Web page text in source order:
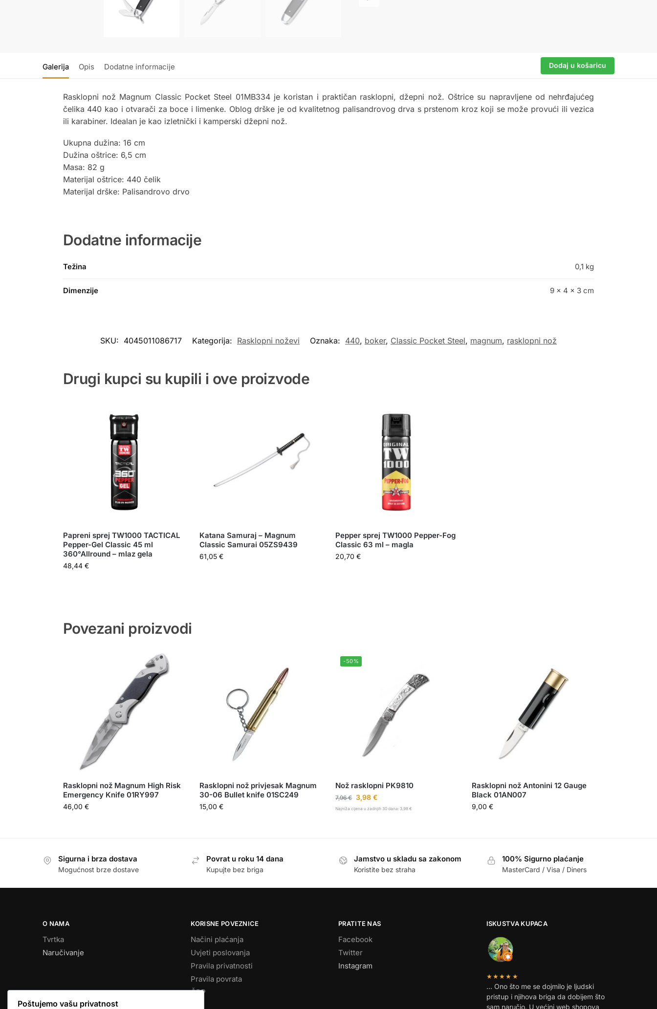
Galerija Opis Dodatne informacije Dodaj u košaricu
Rasklopni nož Magnum Classic Pocket Steel 01MB334 je koristan i praktičan rasklopni, džepni nož. Oštrice su napravljene od nehrđajućeg
čelika 440 kao i otvarači za boce i limenke. Oblog drške je od kvalitetnog palisandrovog drva s prstenom kroz koji se može provući ili vezica
ili karabiner. Idealan je kao izletnički i kamperski džepni nož.
Ukupna dužina: 16 cm
Dužina oštrice: 6,5 cm
Masa: 82 g
Materijal oštrice: 440 čelik
Materijal drške: Palisandrovo drvo
Dodatne informacije
Težina 0,1 kg
Dimenzije 9 × 4 × 3 cm
SKU: 4045011086717 Kategorija: Rasklopni noževi Oznaka: 440, boker, Classic Pocket Steel, magnum, rasklopni nož
Drugi kupci su kupili i ove proizvode
Papreni sprej TW1000 TACTICAL
Pepper-Gel Classic 45 ml
360°Allround – mlaz gela
48,44 €
Katana Samuraj – Magnum
Classic Samurai 05ZS9439
61,05 €
Pepper sprej TW1000 Pepper-Fog
Classic 63 ml – magla
20,70€
Povezani proizvodi
Rasklopni nož Magnum High Risk
Emergency Knife 01RY997
46,00 €
Rasklopni nož privjesak Magnum
30-06 Bullet knife 01SC249
15,00 €
-50%
Nož rasklopni PK9810
7,96€ 3,98€
Najniža cijena u zadnjih 30 dana: 3,98€
Rasklopni nož Antonini 12 Gauge
Black 01AN007
9,00€
Sigurna i brza dostava
Mogućnost brze dostave
Povrat u roku 14 dana
Kupujte bez briga
Jamstvo u skladu sa zakonom
Koristite bez straha
100% Sigurno plaćanje
MasterCard / Visa / Diners
O NAMA
Tvrtka
Naručivanje
KORISNE POVEZNICE
Načini plaćanja
Uvjeti poslovanja
Pravila privatnosti
Pravila povrata
ČPP
PRATITE NAS
Facebook
Twitter
Instagram
ISKUSTVA KUPACA
★★★★★
… Ono što me se dojmilo je ljudski
pristup i njihova briga da dobijem što
sam naručio. U većini web shopova
Poštujemo vašu privatnost